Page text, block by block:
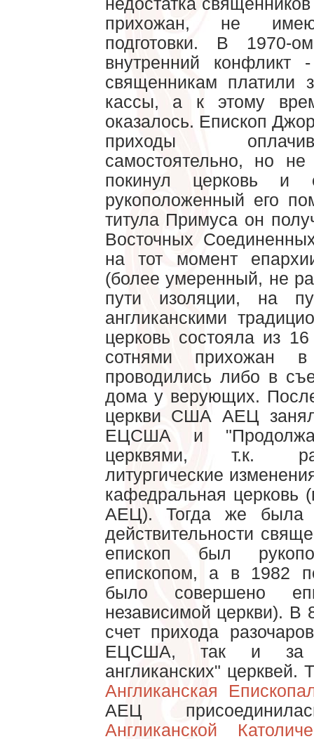
прихожан, не
подготовки. В 1970-
внутренний
священникам платили
кассы, а к этому
оказалось. Епископ
приходы
самостоятельно, но
покинул церковь и
рукоположенный его
титула Примуса он
Восточных
на тот момент
(более умеренный, не
пути изоляции, на
англиканскими
церковь состояла из
сотнями прихожан
проводились либо в
дома у верующих.
церкви США АЕЦ
ЕЦСША и
церквями, т.к.
литургические
кафедральная церковь
АЕЦ). Тогда же была
действительности
епископ был
епископом, а в 1982
было совершено
независимой церкви). В
счет прихода
ЕЦСША, так и за
англиканских"
Англиканская
АЕЦ
Англиканской